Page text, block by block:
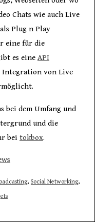
Chats wie auch Live
Plug n Play
eine für die
es eine API
von Live
bei dem Umfang und
und die
bei tokbox.
, Social Networking,